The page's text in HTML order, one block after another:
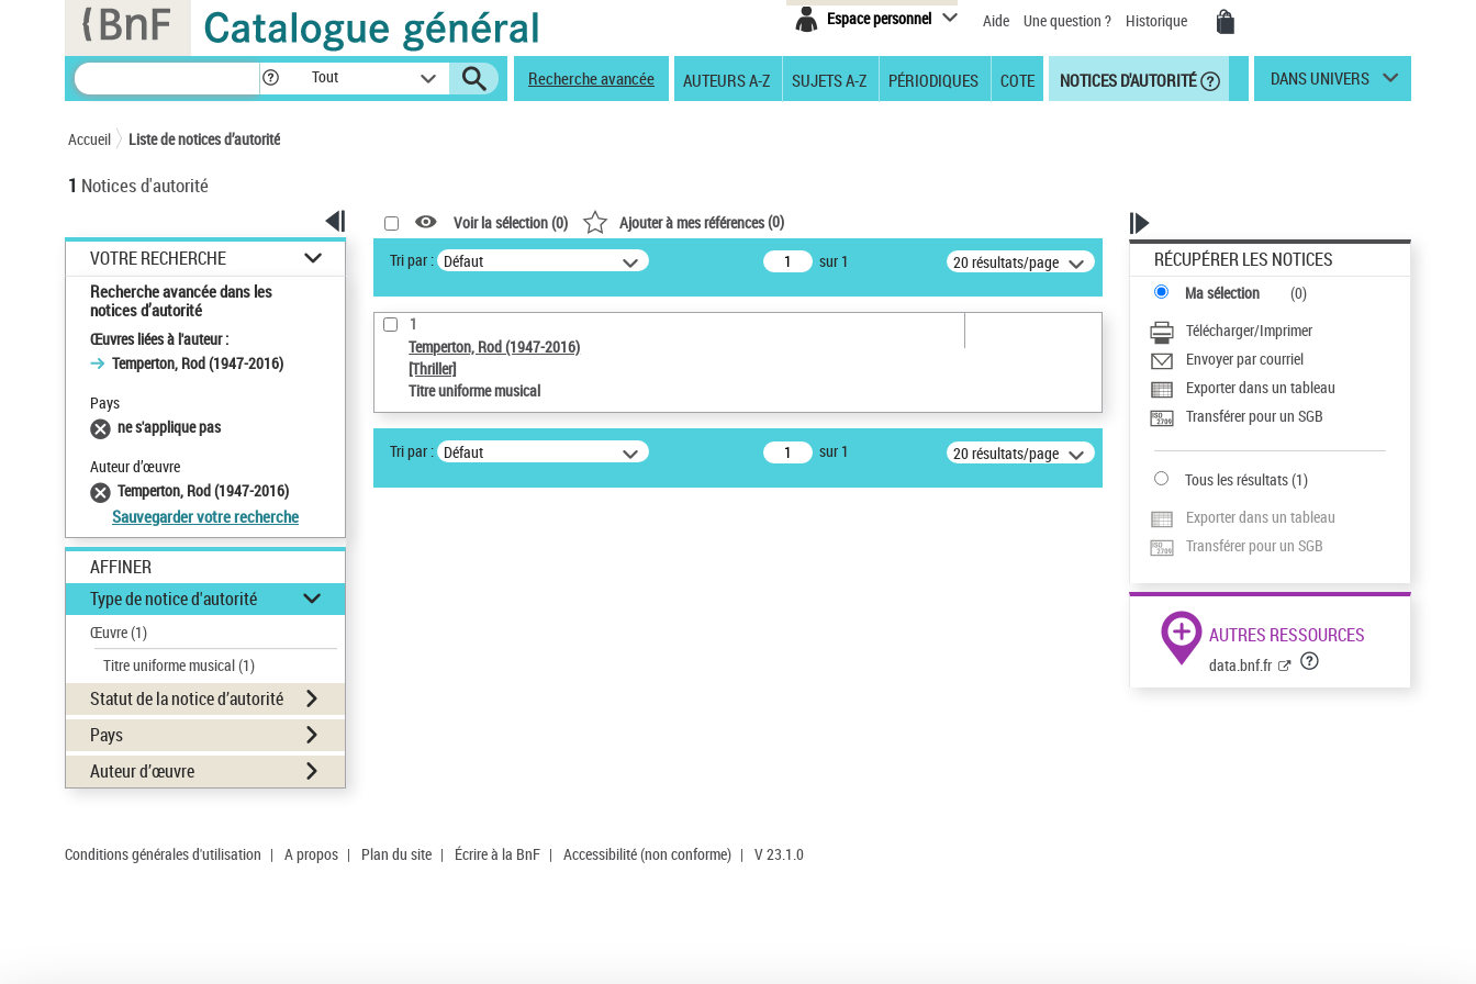
Espace personnel Aide Une question ? Historique
Tout Recherche avancée AUTEURS A-Z SUJETS A-Z PÉRIODIQUES COTE NOTICES D'AUTORITÉ DANS UNIVERS
Accueil Liste de notices d’autorité
1 Notices d'autorité
VOTRE RECHERCHE
Recherche avancée dans les
notices d’autorité
Œuvres liées à l'auteur :
Temperton, Rod (1947-2016)
Pays
ne s'applique pas
Auteur d’œuvre
Temperton, Rod (1947-2016)
Sauvegarder votre recherche
AFFINER
Type de notice d'autorité
Œuvre(1)
Titre uniforme musical(1)
Statut de la notice d’autorité
Pays
Auteur d’œuvre
Voir la sélection (0) Ajouter à mes références(0)
Tri par : Défaut sur 1 20 résultats/page
1
Temperton, Rod (1947-2016)
[Thriller]
Titre uniforme musical
Tri par : Défaut sur 1 20 résultats/page
RÉCUPÉRER LES NOTICES
Ma sélection (0)
Télécharger/Imprimer
Envoyer par courriel
Exporter dans un tableau
Transférer pour un SGB
Tous les résultats(1)
Exporter dans un tableau
Transférer pour un SGB
AUTRES RESSOURCES
data.bnf.fr
Conditions générales d'utilisation | A propos | Plan du site | Écrire à la BnF | Accessibilité (non conforme) | V 23.1.0
Panneau de gestion des cookies